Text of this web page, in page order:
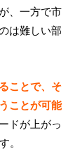
、一方で市
は難しい部
ことで、そ
ことが可能
ドが上がっ
。